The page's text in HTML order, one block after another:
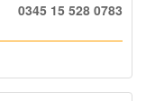
0345 15 528 0783